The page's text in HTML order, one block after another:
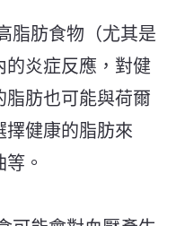
脂肪食物（尤其是
的炎症反應，對健
脂肪也可能與荷爾
擇健康的脂肪來
。